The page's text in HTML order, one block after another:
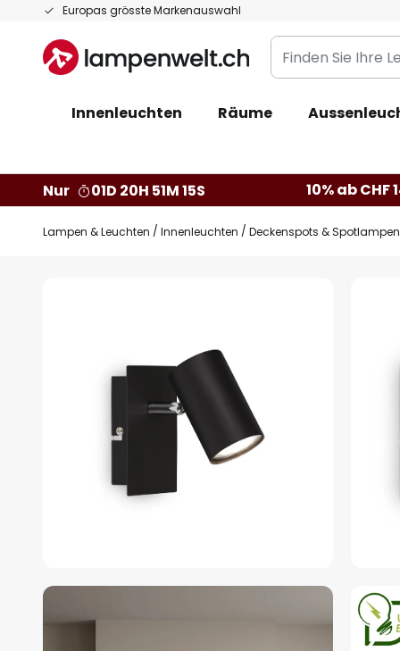
Europas grösste Markenauswahl
Zum
springen
Finden
Sie
Leuchte...
Innenleuchten Räume
Nur
01D 20H 51M 14S 10% ab CHF
Lampen & Leuchten Innenleuchten Deckenspots & Spotlampen